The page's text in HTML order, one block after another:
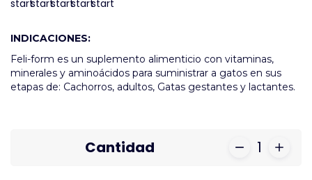
INDICACIONES:
Feli-form es un suplemento alimenticio con vitaminas,
minerales y aminoácidos para suministrar a gatos en sus
etapas de: Cachorros, adultos, Gatas gestantes y lactantes.
Cantidad 1